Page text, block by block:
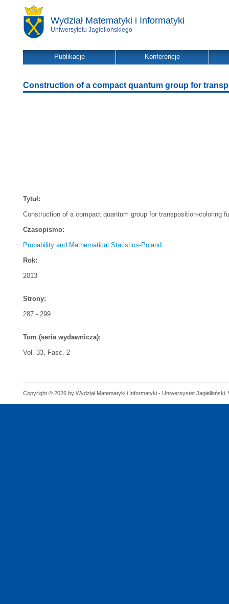
Wydział Matematyki i Informatyki
Uniwersytetu Jagiellońskiego
Publikacje Konferencje
Construction of a compact quantum group for
Tytuł:
Construction of a compact quantum group for transposition-coloring
Czasopismo:
Probability and Mathematical Statistics-Poland
Rok:
2013
Strony:
287 - 299
Tom (seria wydawnicza):
Vol. 33, Fasc. 2
Copyright © 2026 by Wydział Matematyki i Informatyki - Uniwersystet